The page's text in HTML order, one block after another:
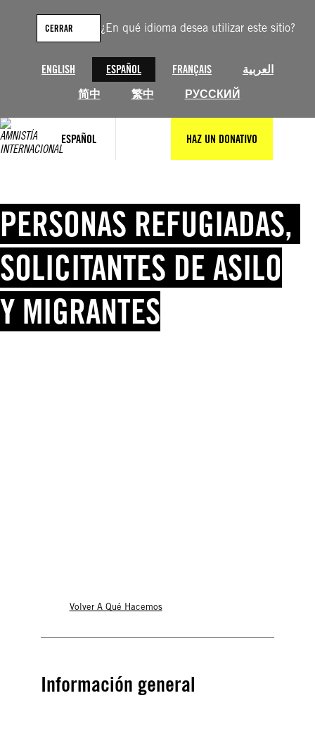
¿En qué idioma desea utilizar este sitio?
ENGLISH ESPAÑOL FRANÇAIS
العربية
简中
繁中 РУССКИЙ
CERRAR
ESPAÑOL HAZ UN DONATIVO
contenido
PERSONAS REFUGIADAS,
SOLICITANTES DE ASILO
Y MIGRANTES
Volver A Qué Hacemos
Información general